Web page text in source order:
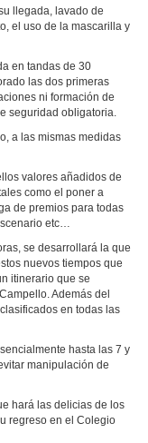
llegada, lavado de
el uso de la mascarilla y
en tandas de 30
las dos primeras
ni formación de
seguridad obligatoria.
a las mismas medidas
valores añadidos de
como el poner a
de premios para todas
etc…
se desarrollará la que
nuevos tiempos que
itinerario que se
Además del
en todas las
hasta las 7 y
manipulación de
hará las delicias de los
regreso en el Colegio